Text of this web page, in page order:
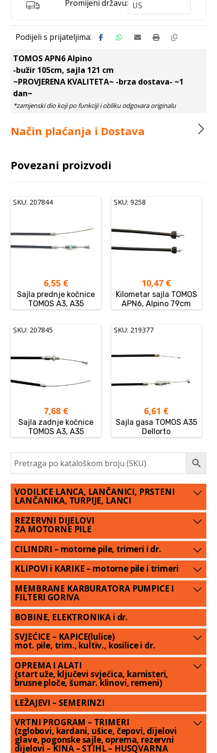
Promijeni državu:
TOMOS APN6 Alpino
-bužir 105cm, sajla 121 cm
~PROVJERENA KVALITETA~ -brza dostava- ~1
dan~
Način plaćanja i Dostava
Povezani proizvodi
SKU: 207844
6,55 €
Sajla prednje kočnice
TOMOS A3, A35
SKU: 9258
10,47 €
Kilometar sajla TOMOS
APN6, Alpino 79cm
SKU: 207845
7,68 €
Sajla zadnje kočnice
TOMOS A3, A35
SKU: 219377
6,61 €
Sajla gasa TOMOS A35
Dellorto
VODILICE LANCA, LANČANICI, PRSTENI
LANČANIKA, TURPIJE, LANCI
REZERVNI DIJELOVI
ZA MOTORNE PILE
CILINDRI – motorne pile, trimeri i dr.
KLIPOVI i KARIKE – motorne pile i trimeri
MEMBRANE KARBURATORA PUMPICE I
FILTERI GORIVA
BOBINE, ELEKTRONIKA i dr.
SVJEĆICE – KAPICE(lulice)
mot. pile, trim., kultiv., kosilice i dr.
OPREMA I ALATI
(start uže, ključevi svjećica, karnisteri,
brusne ploče, šumar. klinovi, remeni)
LEŽAJEVI – SEMERINZI
VRTNI PROGRAM – TRIMERI
(zglobovi, kardani, ušice, čepovi, dijelovi
glave, pogonske sajle, oprema, rezervni
dijelovi – KINA – STIHL – HUSQVARNA